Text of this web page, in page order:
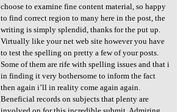
choose to examine fine content material, so happy
to find correct region to many here in the post, the
writing is simply splendid, thanks for the put up.
Virtually like your net web site however you have
to test the spelling on pretty a few of your posts.
Some of them are rife with spelling issues and that i
in finding it very bothersome to inform the fact
then again i’ll in reality come again again.
Beneficial records on subjects that plenty are